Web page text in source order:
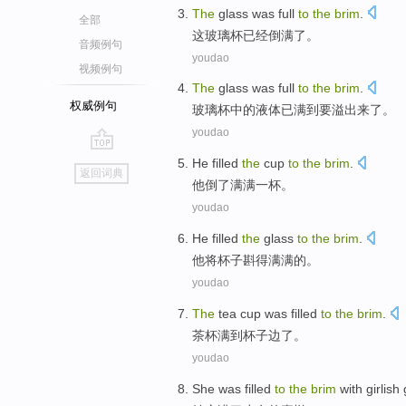
全部
音频例句
视频例句
权威例句
go
top
返回词典
The glass was full to the brim
这玻璃杯已经倒满了 。
youdao
The glass was full to the brim.
玻璃杯中的液体已满到要溢出来了。
youdao
He filled the cup to the brim
他倒了满满一杯。
youdao
He filled the glass to the brim
他将杯子斟得满满的。
youdao
The tea cup was filled to the brim
茶杯满到杯子边了。
youdao
She was filled to the brim with girlish